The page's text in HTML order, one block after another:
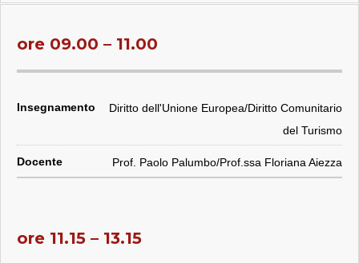
ore 09.00 – 11.00
Diritto dell'Unione Europea/Diritto Comunitario
del Turismo
Prof. Paolo Palumbo/Prof.ssa Floriana Aiezza
ore 11.15 – 13.15